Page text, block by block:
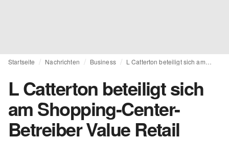
Startseite Nachrichten Business
L Catterton beteiligt sich
am Shopping-Center-
Betreiber Value Retail